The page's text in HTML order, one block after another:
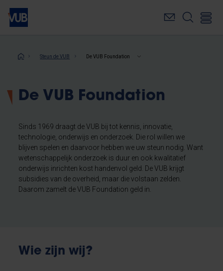
Overslaan
naar
inhoudKruimelpad
Steun de VUB De VUB Foundation
De VUB Foundation
Sinds 1969 draagt de VUB bij tot kennis, innovatie,
technologie, onderwijs en onderzoek. Die rol willen we
blijven spelen en daarvoor hebben we uw steun nodig. Want
wetenschappelijk onderzoek is duur en ook kwalitatief
onderwijs inrichten kost handenvol geld. De VUB krijgt
subsidies van de overheid, maar die volstaan zelden.
Daarom zamelt de VUB Foundation geld in.
Wie zijn wij?